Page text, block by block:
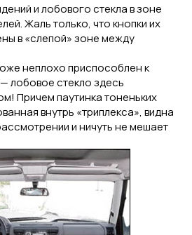
и лобового стекла в зоне
Жаль только, что кнопки их
в «слепой» зоне между
неплохо приспособлен к
лобовое стекло здесь
Причем паутинка тоненьких
внутрь «триплекса», видна
и ничуть не мешает